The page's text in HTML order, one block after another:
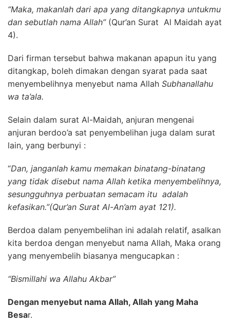
“Maka, makanlah dari apa yang ditangkapnya untukmu
dan sebutlah nama Allah”(Qur’an Surat Al Maidah ayat
4).
Dari firman tersebut bahwa makanan apapun itu yang
ditangkap, boleh dimakan dengan syarat pada saat
menyembelihnya menyebut nama Allah Subhanallahu
wa ta’ala.
Selain dalam surat Al-Maidah, anjuran mengenai
anjuran berdoo’a sat penyembelihan juga dalam surat
lain, yang berbunyi :
“Dan, janganlah kamu memakan binatang-binatang
yang tidak disebut nama Allah ketika menyembelihnya,
sesungguhnya perbuatan semacam itu adalah
kefasikan.”(Qur’an Surat Al-An’am ayat 121).
Berdoa dalam penyembelihan ini adalah relatif, asalkan
kita berdoa dengan menyebut nama Allah, Maka orang
yang menyembelih biasanya mengucapkan :
“Bismillahi wa Allahu Akbar”
Dengan menyebut nama Allah, Allah yang Maha
Besar.